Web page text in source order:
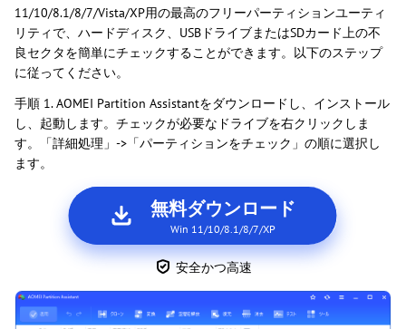
11/10/8.1/8/7/Vista/XP用の最高のフリーパーティションユーティ
リティで、ハードディスク、USBドライブまたはSDカード上の不
良セクタを簡単にチェックすることができます。以下のステップ
に従ってください。
手順 1. AOMEI Partition Assistantをダウンロードし、インストール
し、起動します。チェックが必要なドライブを右クリックしま
す。「詳細処理」->「パーティションをチェック」の順に選択し
ます。
無料ダウンロード
Win 11/10/8.1/8/7/XP
安全かつ高速